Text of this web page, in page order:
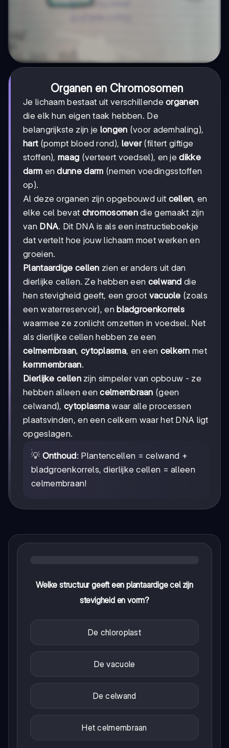
Organen en Chromosomen
Je lichaam bestaat uit verschillendeorganen
die elk hun eigen taak hebben. De
belangrijkste zijn je longen (voor ademhaling),
hart(pompt bloed rond), lever(filtert giftige
stoffen), maag (verteert voedsel), en jedikke
darm endunne darm (nemen voedingsstoffen
op).
Al deze organen zijn opgebouwd uit cellen, en
elke cel bevat chromosomendie gemaakt zijn
van DNA. Dit DNA is als een instructieboekje
dat vertelt hoe jouw lichaam moet werken en
groeien.
Plantaardige cellen zien er anders uit dan
dierlijke cellen. Ze hebben een celwand die
hen stevigheid geeft, een groot vacuole (zoals
een waterreservoir), enbladgroenkorrels
waarmee ze zonlicht omzetten in voedsel. Net
als dierlijke cellen hebben ze een
celmembraan, cytoplasma, en een celkern met
kernmembraan.
Dierlijke cellenzijn simpeler van opbouw - ze
hebben alleen eencelmembraan (geen
celwand),cytoplasma waar alle processen
plaatsvinden, en een celkern waar het DNA ligt
opgeslagen.
💡 Onthoud: Plantencellen = celwand +
bladgroenkorrels, dierlijke cellen = alleen
celmembraan!
Welke structuur geeft een plantaardige cel zijn
stevigheid en vorm?
De chloroplast
De vacuole
De celwand
Het celmembraan